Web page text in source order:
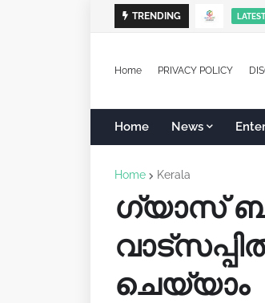
TRENDING LATEST
Home PRIVACY POLICY
Home News
Home Kerala
ഗ്യാസ്
ചെയ്യാം